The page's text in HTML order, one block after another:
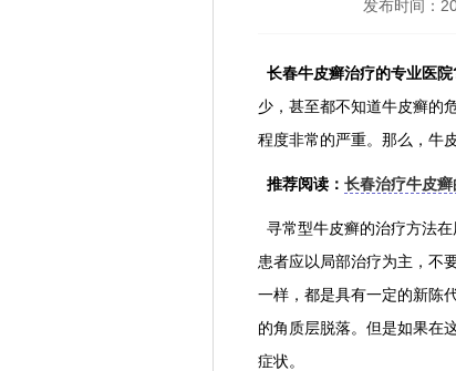
发布时间：
长春牛皮癣治疗的专业医院
少，甚至都不知道牛皮癣的
程度非常的严重。那么，牛
推荐阅读： 长春治疗牛皮
寻常型牛皮癣的治疗方法
患者应以局部治疗为主，不
一样，都是具有一定的新陈
的角质层脱落。但是如果在
症状。